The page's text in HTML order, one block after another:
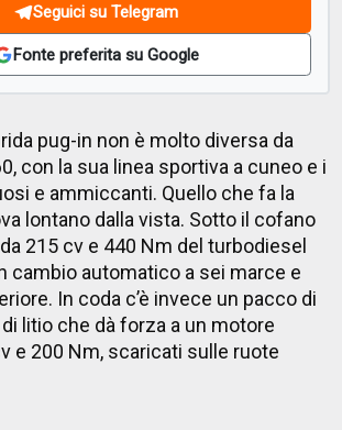
Seguici su Telegram
Fonte preferita su Google
pug-in non è molto diversa da
con la sua linea sportiva a cuneo e i
e ammiccanti. Quello che fa la
lontano dalla vista. Sotto il cofano
215 cv e 440 Nm del turbodiesel
cambio automatico a sei marce e
In coda c’è invece un pacco di
litio che dà forza a un motore
e 200 Nm, scaricati sulle ruote